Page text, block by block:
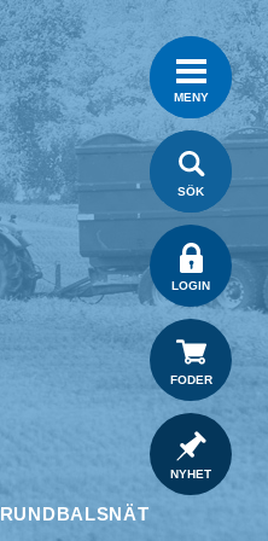
MENY
SÖK
LOGIN
FODER
NYHET
RUNDBALSNÄT